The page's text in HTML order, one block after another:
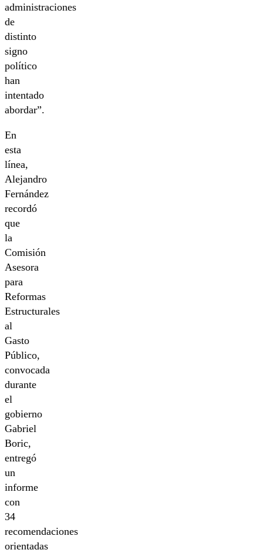
administraciones
de
distinto
signo
político
han
intentado
abordar”.
En
esta
línea,
Alejandro
Fernández
recordó
que
la
Comisión
Asesora
para
Reformas
Estructurales
al
Gasto
Público,
convocada
durante
el
gobierno
Gabriel
Boric,
entregó
un
informe
con
34
recomendaciones
orientadas